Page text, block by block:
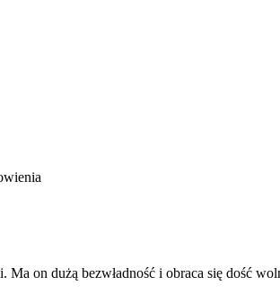
on dużą bezwładność i obraca się dość